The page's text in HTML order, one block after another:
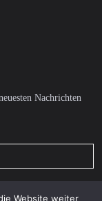
Nachrichten
Website weiter